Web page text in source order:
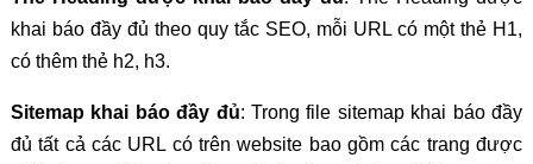
khai báo đầy đủ theo quy tắc SEO, mỗi URL có một thẻ H1,
có thêm thẻ h2, h3.
Sitemap khai báo đầy đủ: Trong file sitemap khai báo đầy
đủ tất cả các URL có trên website bao gồm các trang được